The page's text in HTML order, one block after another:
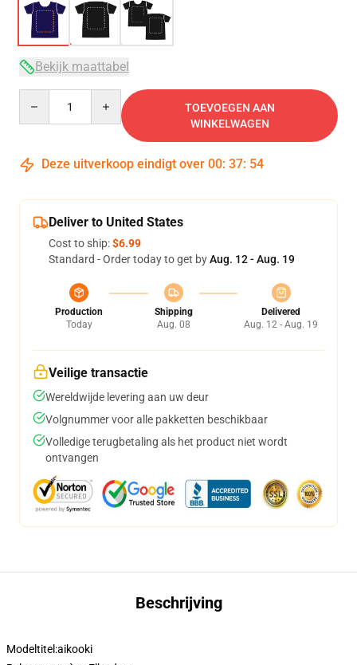
Bekijk maattabel
TOEVOEGEN AAN
WINKELWAGEN
Deze uitverkoop eindigt over 00: 37: 54
Deliver to United States
Cost to ship:$6.99
Standard - Order today to get byAug. 12 - Aug. 19
Production
Today
Shipping
Aug. 08
Delivered
Aug. 12 - Aug. 19
Veilige transactie
Wereldwijde levering aan uw deur
Volgnummer voor alle pakketten beschikbaar
Volledige terugbetaling als het product niet wordt
ontvangen
Beschrijving
Modeltitel:aikooki